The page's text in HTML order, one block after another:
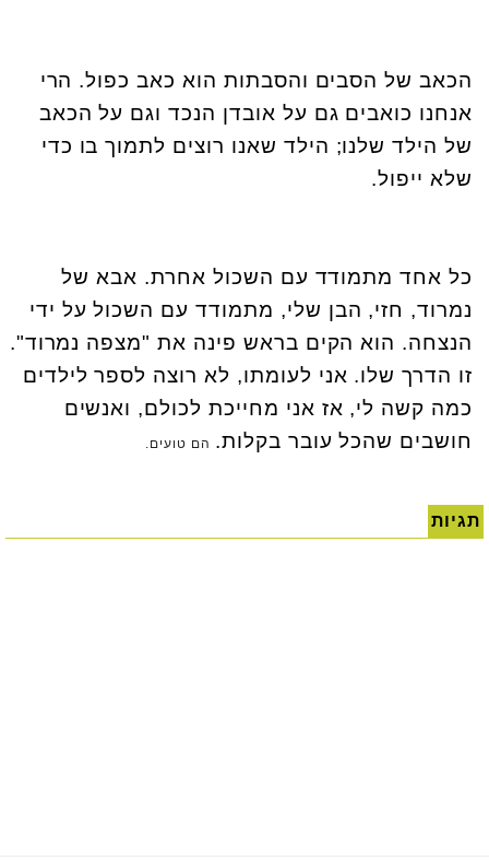
הכאב של הסבים והסבתות הוא כאב כפול. הרי
אנחנו כואבים גם על אובדן הנכד וגם על הכאב
של הילד שלנו; הילד שאנו רוצים לתמוך בו כדי
שלא ייפול.
כל אחד מתמודד עם השכול אחרת. אבא של
נמרוד, חזי, הבן שלי, מתמודד עם השכול על ידי
הנצחה. הוא הקים בראש פינה את "מצפה נמרוד".
זו הדרך שלו. אני לעומתו, לא רוצה לספר לילדים
כמה קשה לי, אז אני מחייכת לכולם, ואנשים
חושבים שהכל עובר בקלות. הם טועים.
תגיות